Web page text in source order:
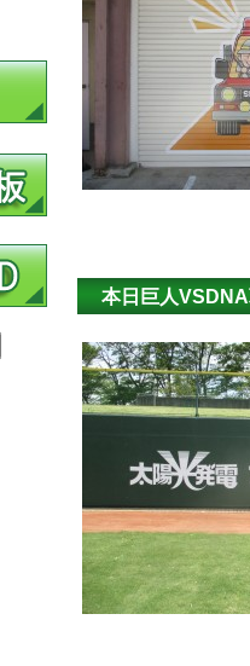
本日巨人